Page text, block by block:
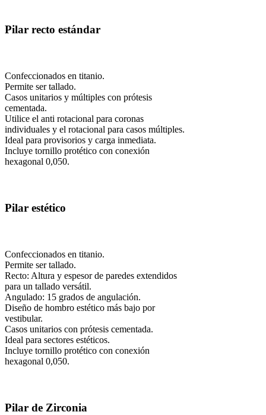
Pilar recto estándar
Confeccionados en titanio.
Permite ser tallado.
Casos unitarios y múltiples con prótesis
cementada.
Utilice el anti rotacional para coronas
individuales y el rotacional para casos múltiples.
Ideal para provisorios y carga inmediata.
Incluye tornillo protético con conexión
hexagonal 0,050.
Pilar estético
Confeccionados en titanio.
Permite ser tallado.
Recto: Altura y espesor de paredes extendidos
para un tallado versátil.
Angulado: 15 grados de angulación.
Diseño de hombro estético más bajo por
vestibular.
Casos unitarios con prótesis cementada.
Ideal para sectores estéticos.
Incluye tornillo protético con conexión
hexagonal 0,050.
Pilar de Zirconia